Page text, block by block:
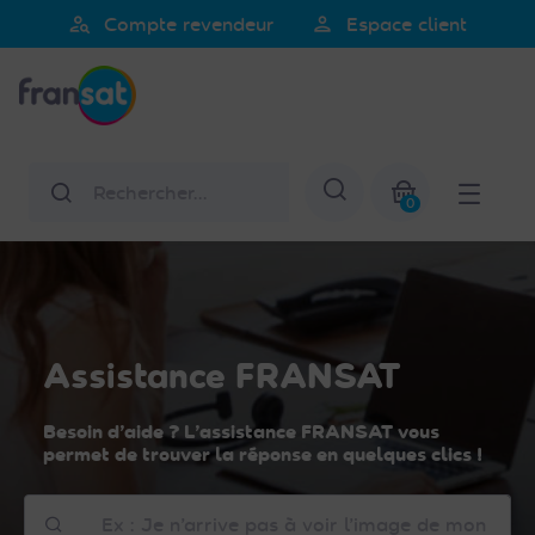
noter
Ce
comprend
person_search Compte revendeur person Espace client
Afficher la
0
Assistance FRANSAT
Besoin d’aide ? L’assistance FRANSAT vous
permet de trouver la réponse en quelques clics !